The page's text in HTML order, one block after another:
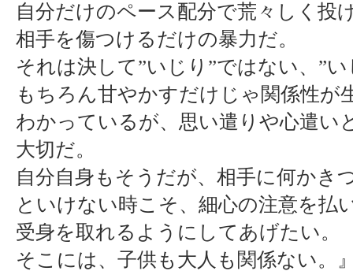
自分だけのペース配分で荒々しく投
相手を傷つけるだけの暴力だ。
それは決して”いじり”ではない、”い
もちろん甘やかすだけじゃ関係性が
わかっているが、思い遣りや心遣い
大切だ。
自分自身もそうだが、相手に何かき
といけない時こそ、細心の注意を払
受身を取れるようにしてあげたい。
そこには、子供も大人も関係ない。